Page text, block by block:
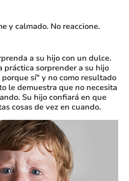
y calmado. No reaccione.
a su hijo con un dulce.
práctica sorprender a su hijo
sí" y no como resultado
le demuestra que no necesita
Su hijo confiará en que
cosas de vez en cuando.